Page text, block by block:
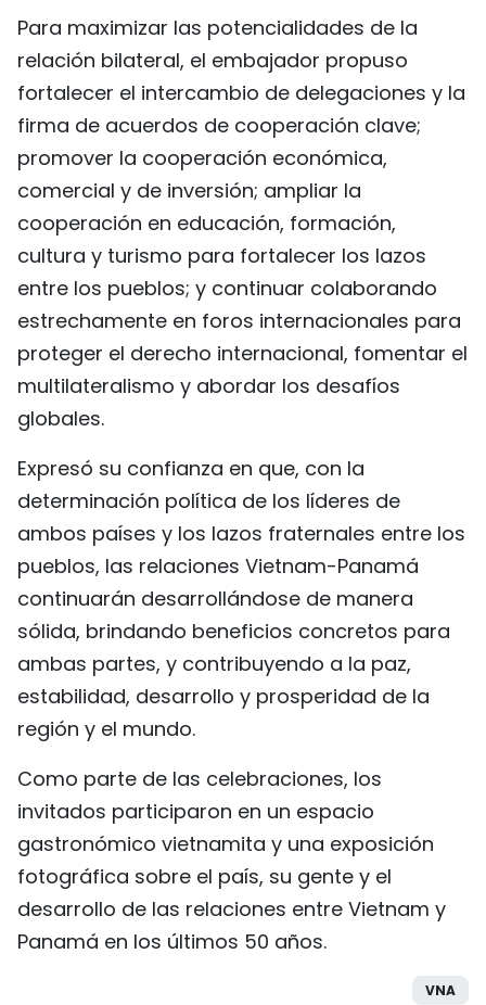
Para maximizar las potencialidades de la
relación bilateral, el embajador propuso
fortalecer el intercambio de delegaciones y la
firma de acuerdos de cooperación clave;
promover la cooperación económica,
comercial y de inversión; ampliar la
cooperación en educación, formación,
cultura y turismo para fortalecer los lazos
entre los pueblos; y continuar colaborando
estrechamente en foros internacionales para
proteger el derecho internacional, fomentar el
multilateralismo y abordar los desafíos
globales.
Expresó su confianza en que, con la
determinación política de los líderes de
ambos países y los lazos fraternales entre los
pueblos, las relaciones Vietnam-Panamá
continuarán desarrollándose de manera
sólida, brindando beneficios concretos para
ambas partes, y contribuyendo a la paz,
estabilidad, desarrollo y prosperidad de la
región y el mundo.
Como parte de las celebraciones, los
invitados participaron en un espacio
gastronómico vietnamita y una exposición
fotográfica sobre el país, su gente y el
desarrollo de las relaciones entre Vietnam y
Panamá en los últimos 50 años.
VNA